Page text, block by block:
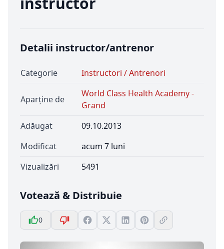
Detalii instructor/antrenor
Categorie Instructori / Antrenori
Aparține de
World Class Health Academy -
Grand
Adăugat
09.10.2013
Modificat
acum 7 luni
Vizualizări
5491
Votează & Distribuie
0